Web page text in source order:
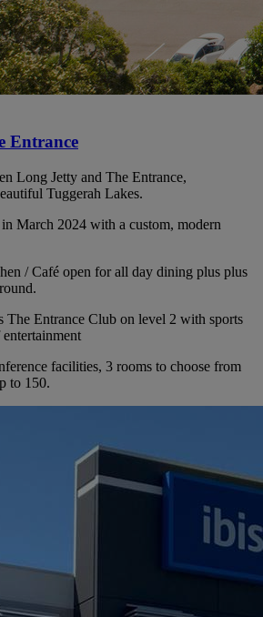
Entrance
Long Jetty and The Entrance,
Tuggerah Lakes.
March 2024 with a custom, modern
/ Café open for all day dining plus plus
The Entrance Club on level 2 with sports
facilities, 3 rooms to choose from
to 150.